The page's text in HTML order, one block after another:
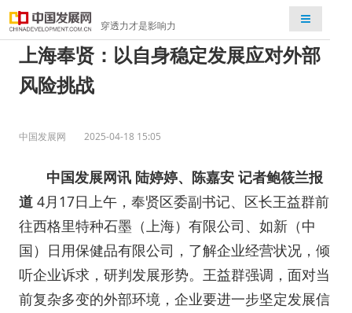
穿透力才是影响力
检索
上海奉贤：以自身稳定发展应对外部
风险挑战
中国发展网 2025-04-18 15:05
中国发展网讯 陆婷婷、陈嘉安 记者鲍筱兰报
道 4月17日上午，奉贤区委副书记、区长王益群前
往西格里特种石墨（上海）有限公司、如新（中
国）日用保健品有限公司，了解企业经营状况，倾
听企业诉求，研判发展形势。王益群强调，面对当
前复杂多变的外部环境，企业要进一步坚定发展信